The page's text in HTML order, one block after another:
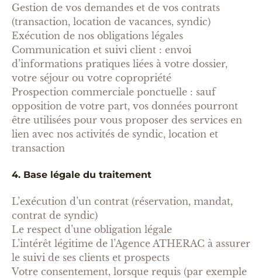
Gestion de vos demandes et de vos contrats
(transaction, location de vacances, syndic)
Exécution de nos obligations légales
Communication et suivi client : envoi
d’informations pratiques liées à votre dossier,
votre séjour ou votre copropriété
Prospection commerciale ponctuelle : sauf
opposition de votre part, vos données pourront
être utilisées pour vous proposer des services en
lien avec nos activités de syndic, location et
transaction
4. Base légale du traitement
L’exécution d’un contrat (réservation, mandat,
contrat de syndic)
Le respect d’une obligation légale
L’intérêt légitime de l’Agence ATHERAC à assurer
le suivi de ses clients et prospects
Votre consentement, lorsque requis (par exemple